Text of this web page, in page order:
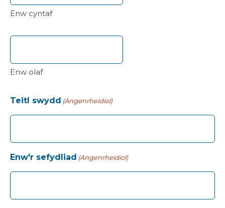
Enw cyntaf
Enw olaf
Teitl swydd (Angenrheidiol)
Enw'r sefydliad (Angenrheidiol)